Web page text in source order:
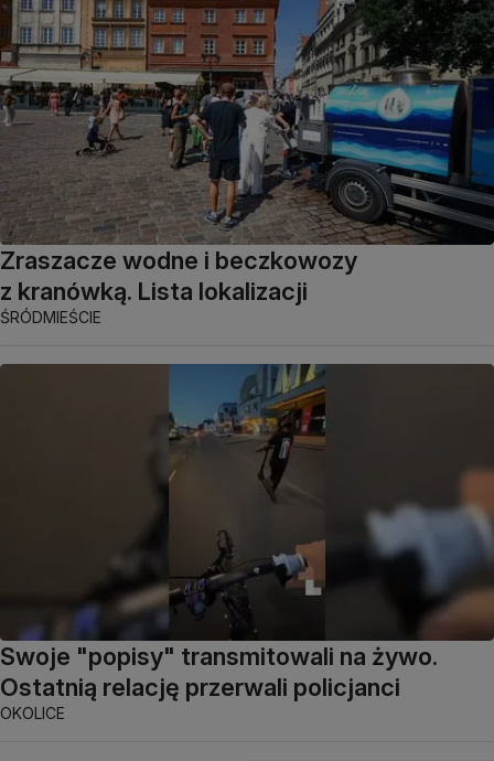
Zraszacze wodne i beczkowozy
z kranówką. Lista lokalizacji
ŚRÓDMIEŚCIE
Swoje "popisy" transmitowali na żywo.
Ostatnią relację przerwali policjanci
OKOLICE